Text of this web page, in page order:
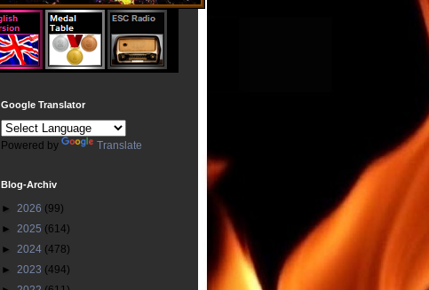
Google Translator
Powered by Translate
Blog-Archiv
► 2026 (99)
► 2025 (614)
► 2024 (478)
► 2023 (494)